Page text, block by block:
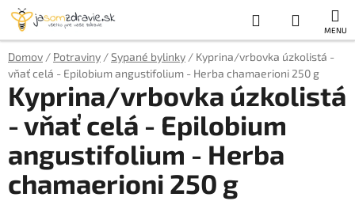
Prejsť
obsah
Hľadať
KOŠÍK
Domov / Potraviny /Sypané bylinky / Kyprina/vrbovka úzkolistá -
vňať celá - Epilobium angustifolium - Herba chamaerioni 250 g
Kyprina/vrbovka úzkolistá
- vňať celá - Epilobium
angustifolium - Herba
chamaerioni 250 g